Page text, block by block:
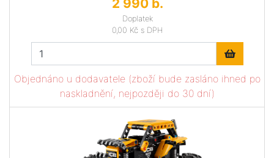
2 990 b.
Doplatek
0,00 Kč s DPH
Objednáno u dodavatele (zboží bude zasláno ihned po
naskladnění, nejpozději do 30 dní)